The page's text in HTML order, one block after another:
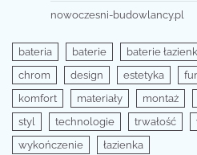
nowoczesni-budowlancy.pl
bateria baterie baterie
chrom
design estetyka
komfort
materiały montaż
styl
technologie trwałość
wykończenie
łazienka